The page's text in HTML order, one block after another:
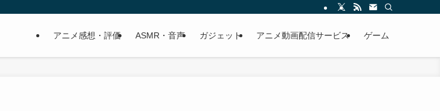
アニメ感想・評価 ASMR・音声 ガジェット アニメ動画配信サービス ゲーム